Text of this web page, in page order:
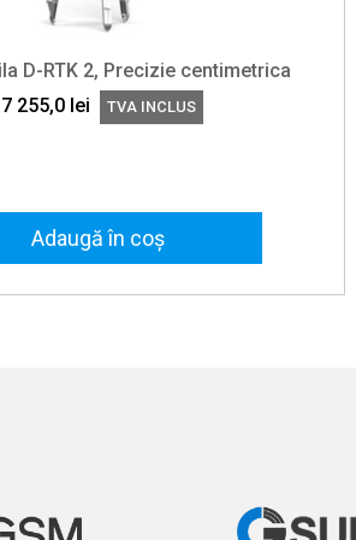
D-RTK 2, Precizie centimetrica
255,0 lei TVA INCLUS
Adaugă în coș